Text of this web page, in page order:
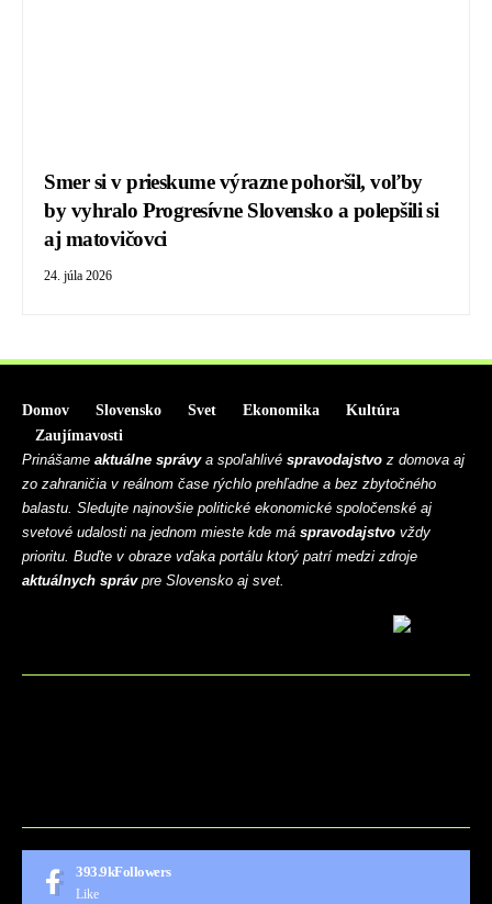
Smer si v prieskume výrazne pohoršil, voľby
by vyhralo Progresívne Slovensko a polepšili si
aj matovičovci
24. júla 2026
Domov Slovensko Svet Ekonomika
Kultúra
Zaujímavosti
Prinášame aktuálne správya spoľahlivé spravodajstvo z domova aj
zo zahraničia v reálnom čase rýchlo prehľadne a bez zbytočného
balastu. Sledujte najnovšie politické ekonomické spoločenské aj
svetové udalosti na jednom mieste kde má spravodajstvo vždy
prioritu. Buďte v obraze vďaka portálu ktorý patrí medzi zdroje
aktuálnych správpre Slovensko aj svet.
393.9kFollowers
Like